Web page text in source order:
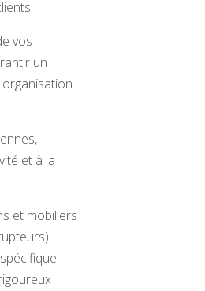
vos
un
et à la
et mobiliers